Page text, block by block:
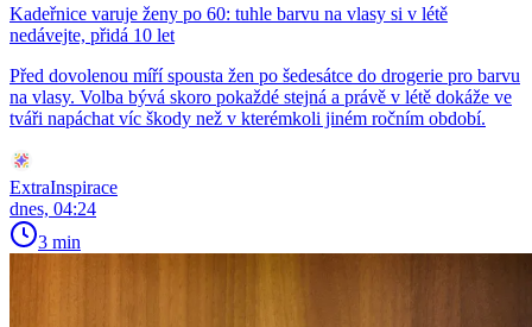
Kadeřnice varuje ženy po 60: tuhle barvu na vlasy si v létě
nedávejte, přidá 10 let
Před dovolenou míří spousta žen po šedesátce do drogerie pro barvu
na vlasy. Volba bývá skoro pokaždé stejná a právě v létě dokáže ve
tváři napáchat víc škody než v kterémkoli jiném ročním období.
ExtraInspirace
dnes, 04:24
3 min